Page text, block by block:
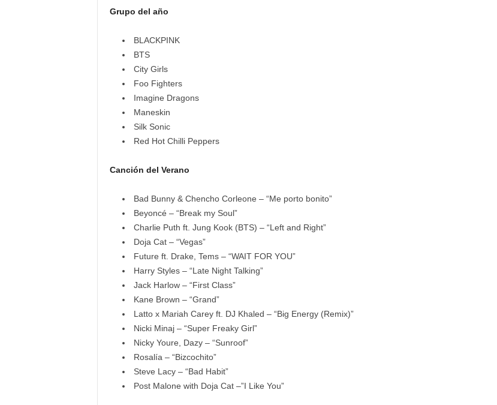
Grupo del año
BLACKPINK
BTS
City Girls
Foo Fighters
Imagine Dragons
Maneskin
Silk Sonic
Red Hot Chilli Peppers
Canción del Verano
Bad Bunny & Chencho Corleone – “Me porto bonito”
Beyoncé – “Break my Soul”
Charlie Puth ft. Jung Kook (BTS) – “Left and Right”
Doja Cat – “Vegas”
Future ft. Drake, Tems – “WAIT FOR YOU”
Harry Styles – “Late Night Talking”
Jack Harlow – “First Class”
Kane Brown – “Grand”
Latto x Mariah Carey ft. DJ Khaled – “Big Energy (Remix)”
Nicki Minaj – “Super Freaky Girl”
Nicky Youre, Dazy – “Sunroof”
Rosalía – “Bizcochito”
Steve Lacy – “Bad Habit”
Post Malone with Doja Cat –”I Like You”